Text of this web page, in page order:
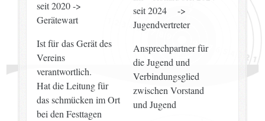
seit 2020 ->
Gerätewart
Ist für das Gerät des
Vereins
verantwortlich.
Hat die Leitung für
das schmücken im Ort
bei den Festtagen
seit 2024 ->
Jugendvertreter
Ansprechpartner für
die Jugend und
Verbindungsglied
zwischen Vorstand
und Jugend